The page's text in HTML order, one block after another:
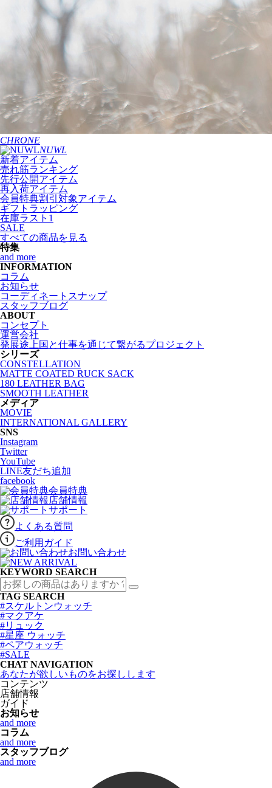
CHRONE
NUWL
新着アイテム
売れ筋ランキング
先行公開アイテム
再入荷アイテム
会員特典割引対象アイテム
ギフトラッピング
在庫ラスト1
SALE
すべての商品を見る
特集
and more
INFORMATION
コラム
お知らせ
コーディネートスナップ
スタッフブログ
ABOUT
コンセプト
運営会社
発展途上国と仕事を通じて繋がるプロジェクト
シリーズ
CONSTELLATION
MATTE COATED RUCK SACK
180 LEATHER BAG
SMOOTH LEATHER
メディア
MOVIE
INTERNATIONAL GALLERY
SNS
Instagram
Twitter
YouTube
LINE友だち追加
facebook
会員特典
店舗情報
サポート
よくある質問
ご利用ガイド
お問い合わせ
KEYWORD SEARCH
TAG SEARCH
#スケルトンウォッチ
#マクアケ
#リュック
#星座 ウォッチ
#ペアウォッチ
#SALE
CHAT NAVIGATION
あなたが欲しいものをお探しします
コンテンツ
店舗情報
ガイド
お知らせ
and more
コラム
and more
スタッフブログ
and more